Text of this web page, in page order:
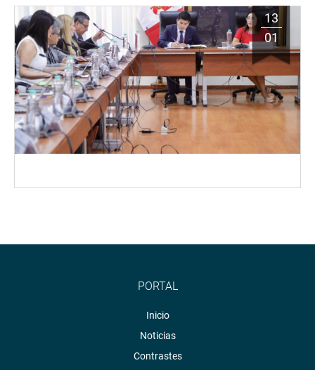
13
01
PORTAL
Inicio
Noticias
Contrastes